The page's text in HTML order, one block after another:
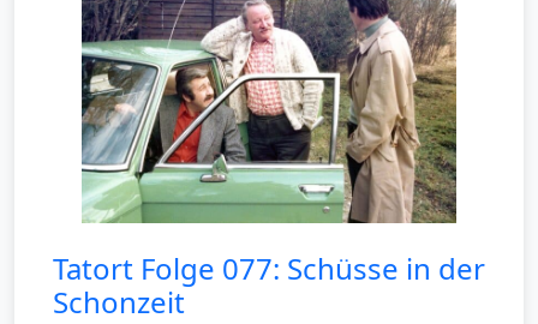
Tatort Folge 077: Schüsse in der
Schonzeit